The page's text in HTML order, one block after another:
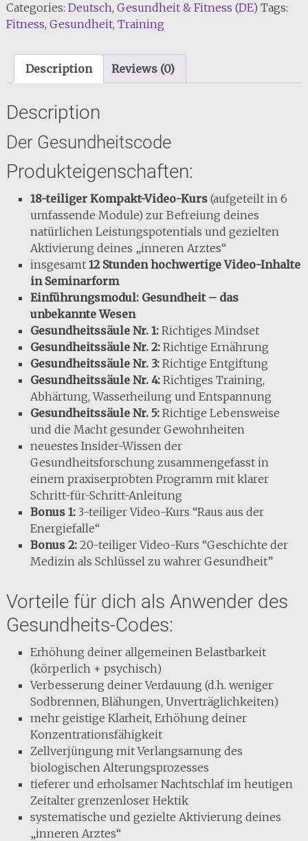
Categories: Deutsch, Gesundheit & Fitness (DE) Tags:
Fitness, Gesundheit, Training
Description Reviews (0)
Description
Der Gesundheitscode
Produkteigenschaften:
18-teiliger Kompakt-Video-Kurs(aufgeteilt in 6
umfassende Module) zur Befreiung deines
natürlichen Leistungspotentials und gezielten
Aktivierung deines „inneren Arztes“
insgesamt 12 Stunden hochwertige Video-Inhalte
in Seminarform
Einführungsmodul: Gesundheit – das
unbekannte Wesen
Gesundheitssäule Nr. 1:Richtiges Mindset
Gesundheitssäule Nr. 2:Richtige Ernährung
Gesundheitssäule Nr. 3:Richtige Entgiftung
Gesundheitssäule Nr. 4:Richtiges Training,
Abhärtung, Wasserheilung und Entspannung
Gesundheitssäule Nr. 5:Richtige Lebensweise
und die Macht gesunder Gewohnheiten
neuestes Insider-Wissen der
Gesundheitsforschung zusammengefasst in
einem praxiserprobten Programm mit klarer
Schritt-für-Schritt-Anleitung
Bonus 1:3-teiliger Video-Kurs “Raus aus der
Energiefalle“
Bonus 2:20-teiliger Video-Kurs “Geschichte der
Medizin als Schlüssel zu wahrer Gesundheit”
Vorteile für dich als Anwender des
Gesundheits-Codes:
Erhöhung deiner allgemeinen Belastbarkeit
(körperlich + psychisch)
Verbesserung deiner Verdauung (d.h. weniger
Sodbrennen, Blähungen, Unverträglichkeiten)
mehr geistige Klarheit, Erhöhung deiner
Konzentrationsfähigkeit
Zellverjüngung mit Verlangsamung des
biologischen Alterungsprozesses
tieferer und erholsamer Nachtschlaf im heutigen
Zeitalter grenzenloser Hektik
systematische und gezielte Aktivierung deines
„inneren Arztes“